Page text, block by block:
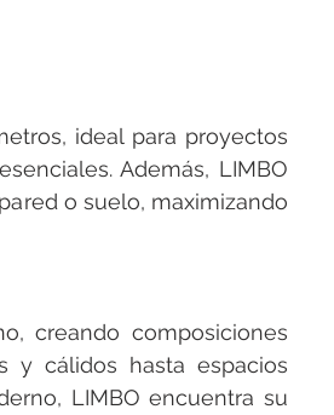
ideal para proyectos
Además, LIMBO
o suelo, maximizando
creando composiciones
y cálidos hasta espacios
LIMBO encuentra su